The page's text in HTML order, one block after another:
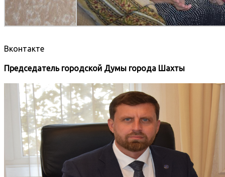
Вконтакте
Председатель городской Думы города Шахты